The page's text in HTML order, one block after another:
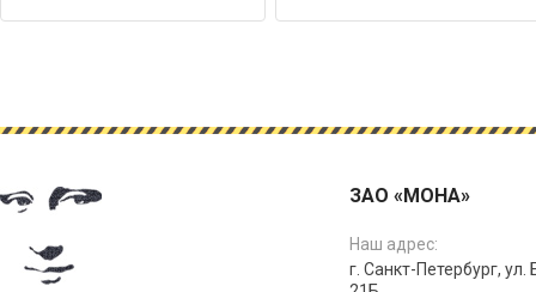
ЗАО «МОНА»
Наш адрес:
г. Санкт-Петербург,